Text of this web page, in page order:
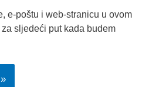
e-poštu i web-stranicu u ovom
sljedeći put kada budem